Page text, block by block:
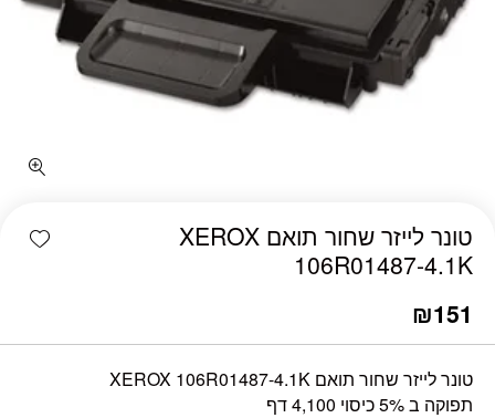
טונר לייזר שחור תואם XEROX
106R01487-4.1K
₪151
טונר לייזר שחור תואם XEROX 106R01487-4.1K
תפוקה ב 5% כיסוי 4,100 דף